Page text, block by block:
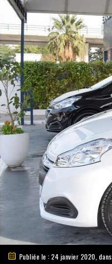
Publiée le : 24 janvier 2020, dans